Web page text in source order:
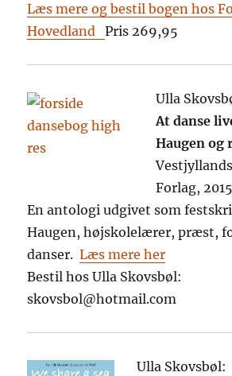
Læs mere og bestil bogen hos
HovedlandPris 269,95
Ulla
At danse
Haugen og
Forlag, 2015
En antologi udgivet som
Haugen, højskolelærer, præst,
danser.Læs mere her
Bestil hos Ulla Skovsbøl:
skovsbol@hotmail.com
Ulla Skovsbøl: